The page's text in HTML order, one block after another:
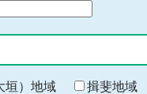
垣）地域 揖斐地域